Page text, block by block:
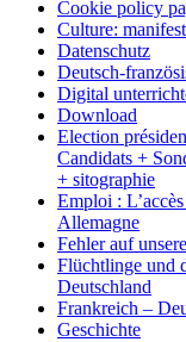
Cookie policy
Culture:
Datenschutz
Deutsch-
Digital
Download
Election
Candidats +
+ sitographie
Emploi :
Allemagne
Fehler auf
Flüchtlinge und
Deutschland
Frankreich –
Geschichte